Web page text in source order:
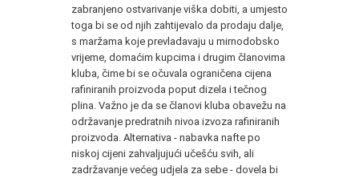
zabranjeno ostvarivanje viška dobiti, a umjesto
toga bi se od njih zahtijevalo da prodaju dalje,
s maržama koje prevladavaju u mirnodobsko
vrijeme, domaćim kupcima i drugim članovima
kluba, čime bi se očuvala ograničena cijena
rafiniranih proizvoda poput dizela i tečnog
plina. Važno je da se članovi kluba obavežu na
održavanje predratnih nivoa izvoza rafiniranih
proizvoda. Alternativa - nabavka nafte po
niskoj cijeni zahvaljujući učešću svih, ali
zadržavanje većeg udjela za sebe - dovela bi